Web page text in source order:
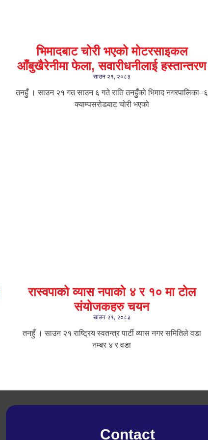
भिमादबाट चोरी भएको मोटरसाइकल
आँबुखैरेनीमा फेला, सवारीधनीलाई हस्तान्तरण
साउन २१, २०८३
तनहुँ । साउन २१ गत साउन ६ गते राति तनहुँको भिमाद नगरपालिका–६
क्याम्पसरोडबाट चोरी भएको
रास्वपाको व्यास नपाको ४ र १० मा टोल
संयोजकहरु चयन
साउन २१, २०८३
तनहुँ । साउन २१ राष्ट्रिय स्वतन्त्र पार्टी व्यास नगर समितिले वडा
नम्बर ४ र वडा
Contact